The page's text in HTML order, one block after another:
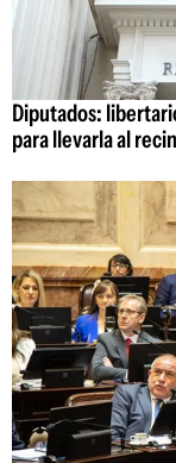
Diputados:
para llevarla al